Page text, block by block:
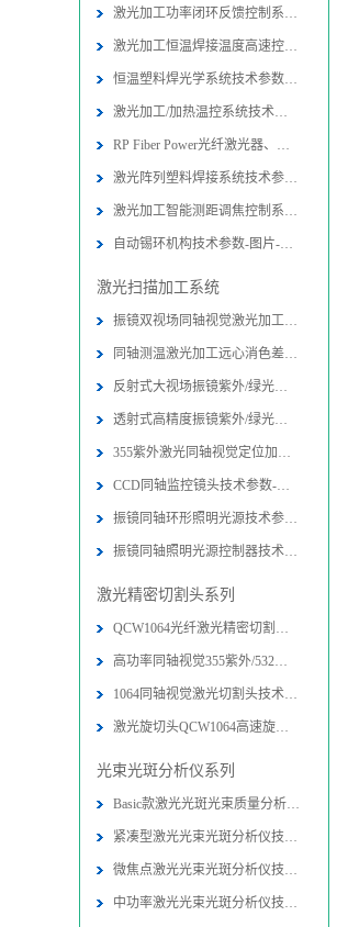
激光加工功率闭环反馈控制系统技术参
激光加工恒温焊接温度高速控制系统技
恒温塑料焊光学系统技术参数-图片-应
激光加工/加热温控系统技术参数-图片
RP Fiber Power光纤激光器、放大器
激光阵列塑料焊接系统技术参数-图片
激光加工智能测距调焦控制系统-图片
自动锡环机构技术参数-图片-应用-报
激光扫描加工系统
振镜双视场同轴视觉激光加工光路系统
同轴测温激光加工远心消色差扫描物镜
反射式大视场振镜紫外/绿光同轴视觉
透射式高精度振镜紫外/绿光内同轴视
355紫外激光同轴视觉定位加工系统技
CCD同轴监控镜头技术参数-图片-应用
振镜同轴环形照明光源技术参数-图片
振镜同轴照明光源控制器技术参数-图
激光精密切割头系列
QCW1064光纤激光精密切割头技术参数
高功率同轴视觉355紫外/532绿光精密
1064同轴视觉激光切割头技术参数-图
激光旋切头QCW1064高速旋转精密切割
光束光斑分析仪系列
Basic款激光光斑光束质量分析仪技术
紧凑型激光光束光斑分析仪技术参数-
微焦点激光光束光斑分析仪技术参数-
中功率激光光束光斑分析仪技术参数-